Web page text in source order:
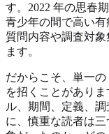
す。2022 年の思春
青少年の間で高い
質問内容や調査対
ます。
だからこそ、単一
を招くことがあり
ル、期間、定義、
に、慎重な読者は